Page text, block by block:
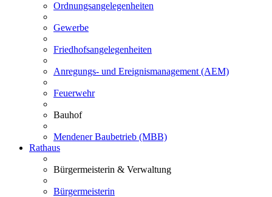
Ordnungsangelegenheiten
Gewerbe
Friedhofsangelegenheiten
Anregungs- und Ereignismanagement (AEM)
Feuerwehr
Bauhof
Mendener Baubetrieb (MBB)
Rathaus
Bürgermeisterin & Verwaltung
Bürgermeisterin